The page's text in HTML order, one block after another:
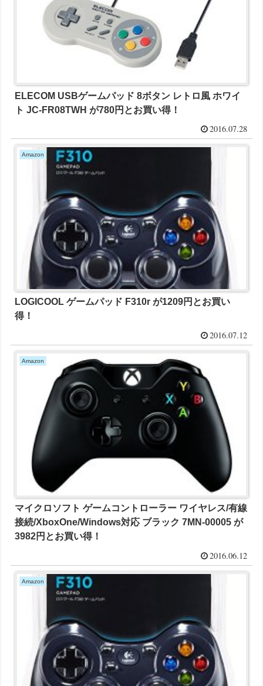
ELECOM USBゲームパッド 8ボタン レトロ風 ホワイ
ト JC-FR08TWH が780円とお買い得！
2016.07.28
Amazon
LOGICOOL ゲームパッド F310r が1209円とお買い
得！
2016.07.12
Amazon
マイクロソフト ゲームコントローラー ワイヤレス/有線
接続/XboxOne/Windows対応 ブラック 7MN-00005 が
3982円とお買い得！
2016.06.12
Amazon